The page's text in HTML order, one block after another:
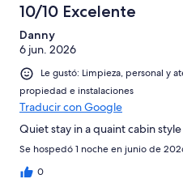
10/10 Excelente
Danny
6 jun. 2026
Le gustó: Limpieza, personal y
propiedad e instalaciones
Traducir con Google
Quiet stay in a quaint cabin
Se hospedó 1 noche en junio de
0